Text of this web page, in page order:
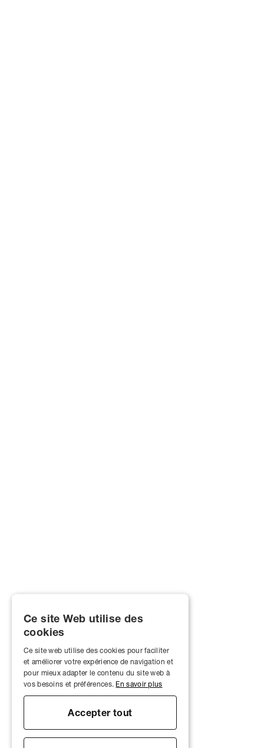
Ce site Web utilise des
cookies
Ce site web utilise des cookies pour faciliter
et améliorer votre expérience de navigation et
pour mieux adapter le contenu du site web à
vos besoins et préférences. En savoir plus
Accepter tout